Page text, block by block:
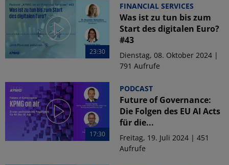
23:30
FINANCIAL SERVICES
Was ist zu tun bis zum
Start des digitalen Euro?
#43
Dienstag, 08. Oktober 2024 |
791 Aufrufe
17:30
PODCAST
Future of Governance:
Die Folgen des EU AI Acts
für die...
Freitag, 19. Juli 2024 | 451
Aufrufe